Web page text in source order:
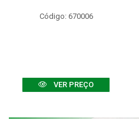
Código: 670006
VER PREÇO